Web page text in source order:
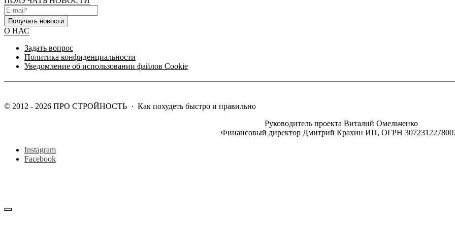
Получать новости
О НАС
Задать вопрос
Политика конфиденциальности
Уведомление об использовании файлов Cookie
© 2012 - 2026 ПРО СТРОЙНОСТЬ · Как похудеть быстро и правильно
Руководитель проекта Виталий Омельченко
Финансовый директор Дмитрий Крахин ИП, ОГРН
Instagram
Facebook